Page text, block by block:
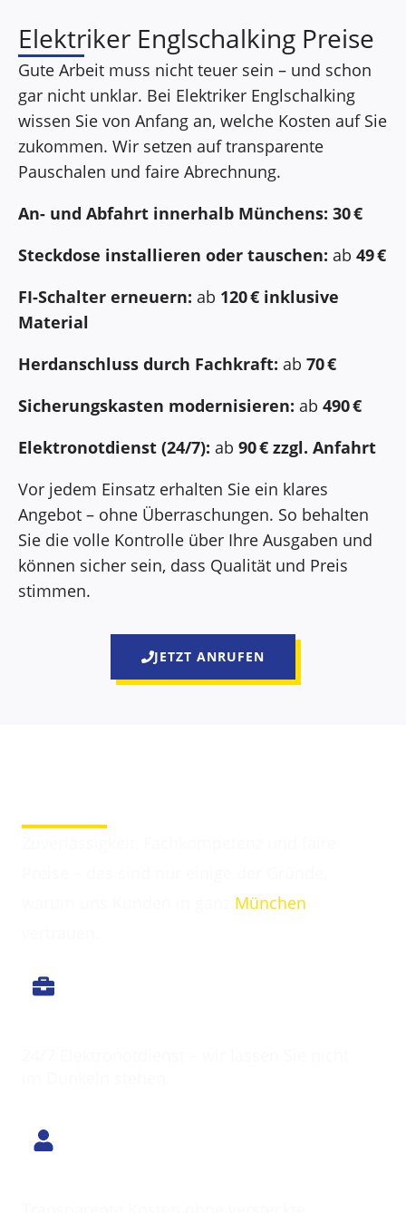
Elektriker Englschalking Preise
Gute Arbeit muss nicht teuer sein – und schon
gar nicht unklar. Bei Elektriker Englschalking
wissen Sie von Anfang an, welche Kosten auf Sie
zukommen. Wir setzen auf transparente
Pauschalen und faire Abrechnung.
An- und Abfahrt innerhalb Münchens: 30 €
Steckdose installieren oder tauschen: ab 49 €
FI-Schalter erneuern: ab 120 € inklusive
Material
Herdanschluss durch Fachkraft: ab 70 €
Sicherungskasten modernisieren: ab 490 €
Elektronotdienst (24/7): ab 90 € zzgl. Anfahrt
Vor jedem Einsatz erhalten Sie ein klares
Angebot – ohne Überraschungen. So behalten
Sie die volle Kontrolle über Ihre Ausgaben und
können sicher sein, dass Qualität und Preis
stimmen.
JETZT ANRUFEN
München